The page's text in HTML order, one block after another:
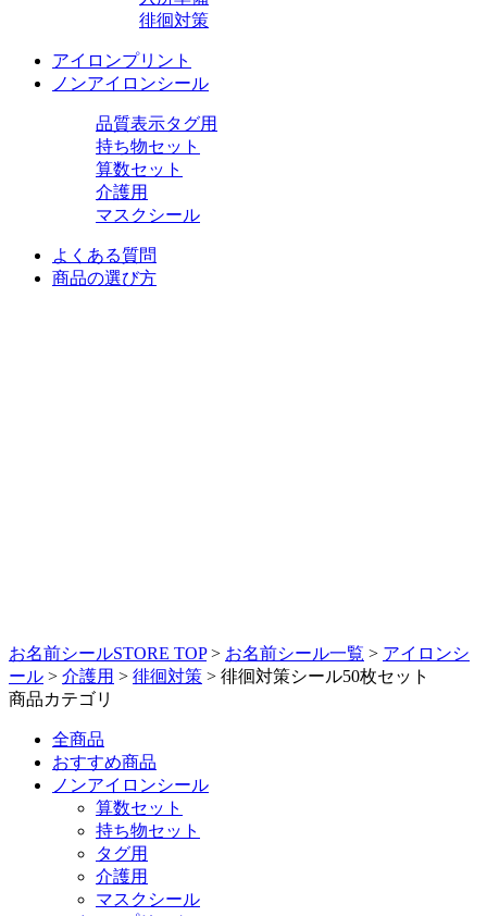
徘徊対策
アイロンプリント
ノンアイロンシール
品質表示タグ用
持ち物セット
算数セット
介護用
マスクシール
よくある質問
商品の選び方
お名前シールSTORE TOP > お名前シール一覧 > アイロンシ
ール > 介護用 > 徘徊対策 > 徘徊対策シール50枚セット
商品カテゴリ
全商品
おすすめ商品
ノンアイロンシール
算数セット
持ち物セット
タグ用
介護用
マスクシール